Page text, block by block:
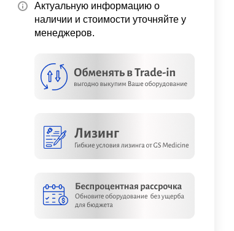
Актуальную информацию о
наличии и стоимости уточняйте у
менеджеров.